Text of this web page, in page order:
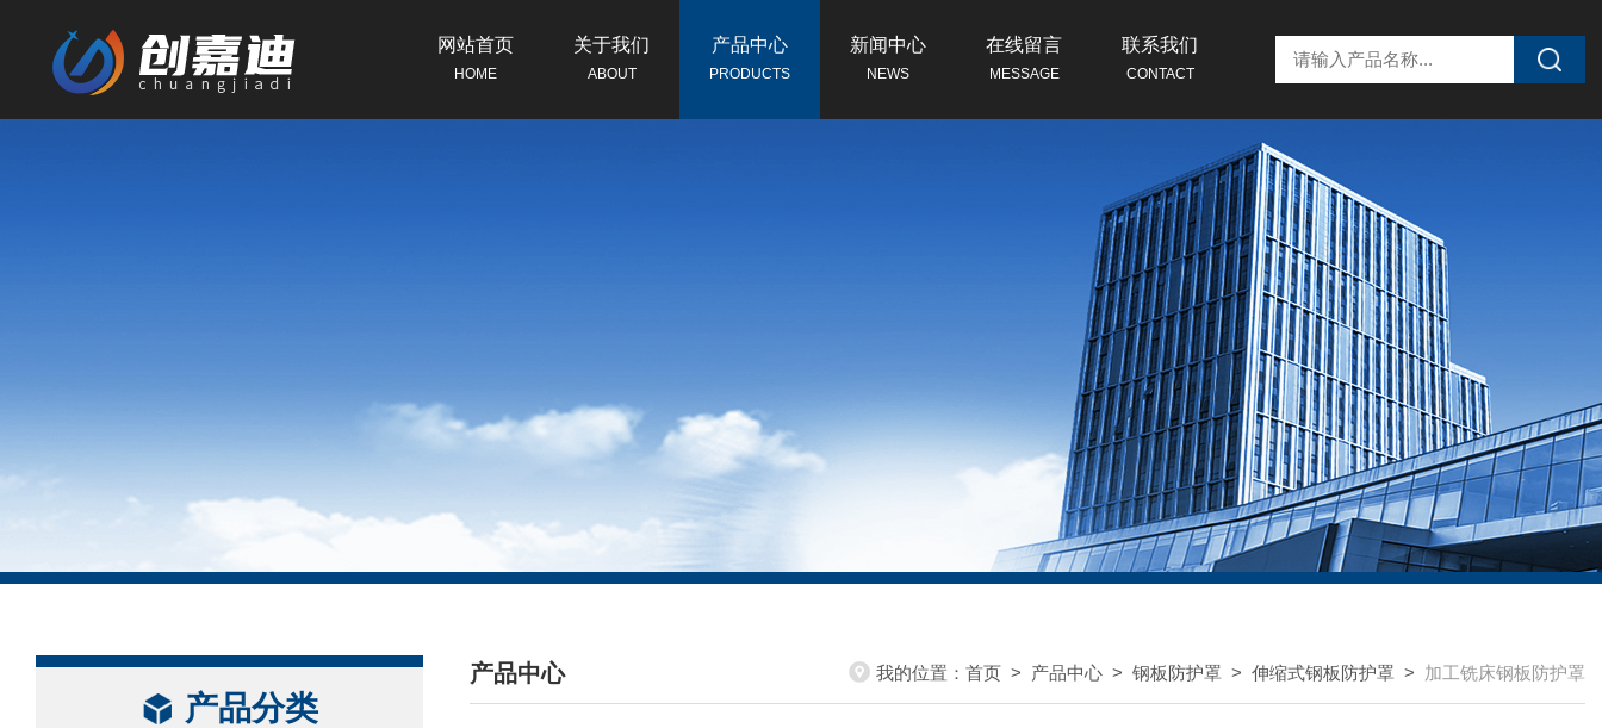
网站首页
HOME
关于我们
ABOUT
产品中心
PRODUCTS
新闻中心
NEWS
在线留言
MESSAGE
联系我们
CONTACT
产品分类
产品中心
/ PRODUCTS CENTER
我的位置： 首页 > 产品中心 > 钢板防护罩 > 伸缩式钢板防护罩 > 加工铣床钢板防护罩